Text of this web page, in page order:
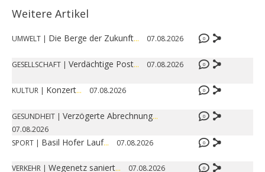
Weitere Artikel
UMWELT | Die Berge der Zukunft... 07.08.2026 0
GESELLSCHAFT | Verdächtige Post... 07.08.2026 0
KULTUR | Konzert... 07.08.2026 0
GESUNDHEIT | Verzögerte Abrechnung...
07.08.2026
0
SPORT | Basil Hofer Lauf... 07.08.2026 0
VERKEHR | Wegenetz saniert... 07.08.2026 0